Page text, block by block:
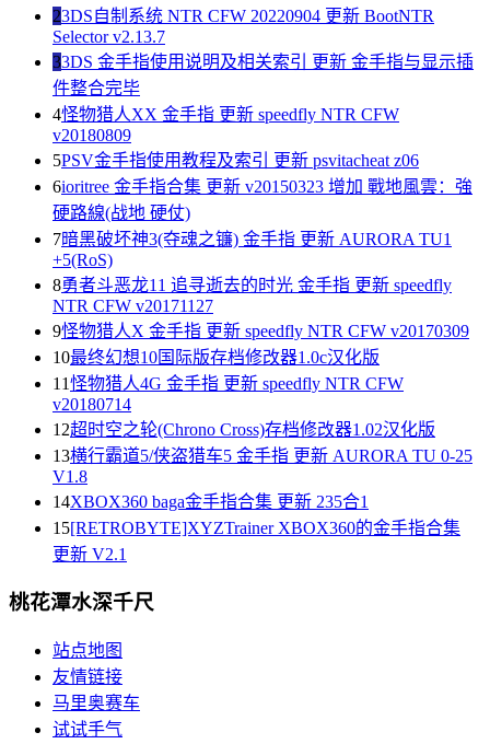
23DS自制系统 NTR CFW 20220904 更新 BootNTR
Selector v2.13.7
33DS 金手指使用说明及相关索引 更新 金手指与显示插
件整合完毕
4怪物猎人XX 金手指 更新 speedfly NTR CFW
v20180809
5PSV金手指使用教程及索引 更新 psvitacheat z06
6ioritree 金手指合集 更新 v20150323 增加 戰地風雲：強
硬路線(战地 硬仗)
7暗黑破坏神3(夺魂之镰) 金手指 更新 AURORA TU1
+5(RoS)
8勇者斗恶龙11 追寻逝去的时光 金手指 更新 speedfly
NTR CFW v20171127
9怪物猎人X 金手指 更新 speedfly NTR CFW v20170309
10最终幻想10国际版存档修改器1.0c汉化版
11怪物猎人4G 金手指 更新 speedfly NTR CFW
v20180714
12超时空之轮(Chrono Cross)存档修改器1.02汉化版
13横行霸道5/侠盗猎车5 金手指 更新 AURORA TU 0-25
V1.8
14XBOX360 baga金手指合集 更新 235合1
15[RETROBYTE]XYZTrainer XBOX360的金手指合集
更新 V2.1
桃花潭水深千尺
站点地图
友情链接
马里奥赛车
试试手气